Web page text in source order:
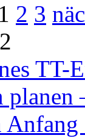
1 2 3
TT-
planen